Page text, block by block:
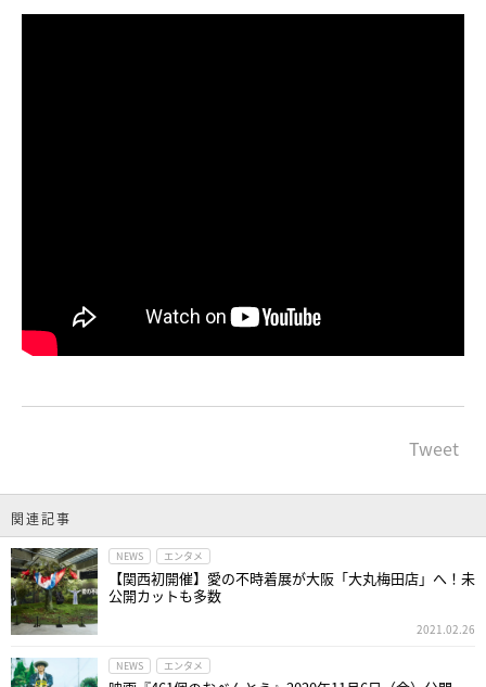
Tweet
関連記事
NEWS エンタメ
【関西初開催】愛の不時着展が大阪「大丸梅田店」へ！未
公開カットも多数
2021.02.26
NEWS エンタメ